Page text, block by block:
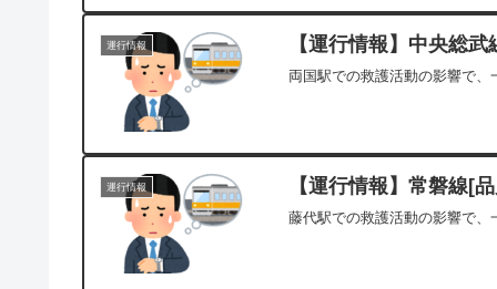
運行情報 【運行情報】中央総
両国駅での救護活動の影響で、
運行情報 【運行情報】常磐線[
藤代駅での救護活動の影響で、